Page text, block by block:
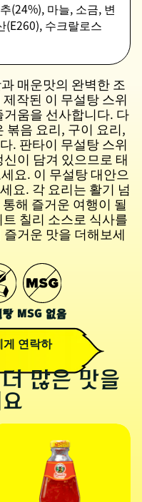
매운맛의 완벽한 조
작된 이 무설탕 스위
움을 선사합니다. 다
볶음 요리, 구이 요리,
. 판타이 무설탕 스위
이 담겨 있으므로 태
요. 이 무설탕 대안으
요. 각 요리는 활기 넘
해 즐거운 여행이 될
칠리 소스로 식사를
거운 맛을 더해보세
탕 MSG 없음
게 연락하
(24%), 마늘, 소금, 변
(E260), 수크랄로스
많은 맛을